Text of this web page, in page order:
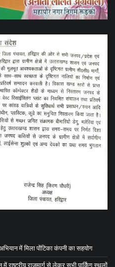
में मिला पोंटिका कंपनी का सहयोग
में राष्ट्रीय राजमार्ग से लेकर सभी पार्किंग स्थलों